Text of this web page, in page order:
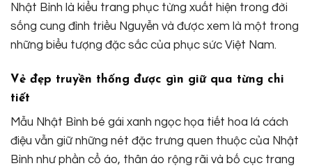
Nhật Bình là kiểu trang phục từng xuất hiện trong đời
sống cung đình triều Nguyễn và được xem là một trong
những biểu tượng đặc sắc của phục sức Việt Nam.
Vẻ đẹp truyền thống được gìn giữ qua từng chi
tiết
Mẫu Nhật Bình bé gái xanh ngọc họa tiết hoa lá cách
điệu vẫn giữ những nét đặc trưng quen thuộc của Nhật
Bình như phần cổ áo, thân áo rộng rãi và bố cục trang